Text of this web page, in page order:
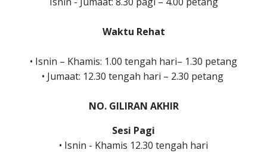
Waktu Rehat
• Isnin – Khamis: 1.00 tengah hari– 1.30 petang
• Jumaat: 12.30 tengah hari – 2.30 petang
NO. GILIRAN AKHIR
Sesi Pagi
• Isnin - Khamis 12.30 tengah hari